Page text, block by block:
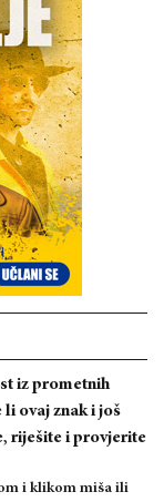
iz prometnih
ovaj znak i još
riješite i provjerite
i klikom miša ili